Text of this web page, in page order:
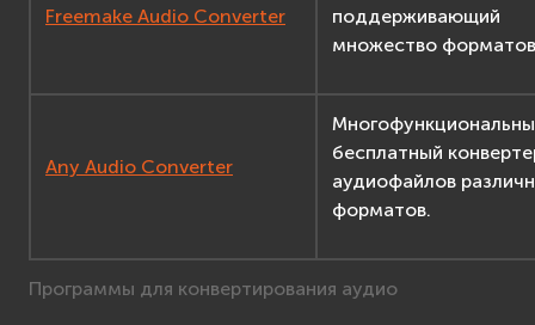
Программы для конвертирования аудио
Freemake Audio Converter
поддерживающий
множество
Any Audio Converter
бесплатный
аудиофайлов
форматов.